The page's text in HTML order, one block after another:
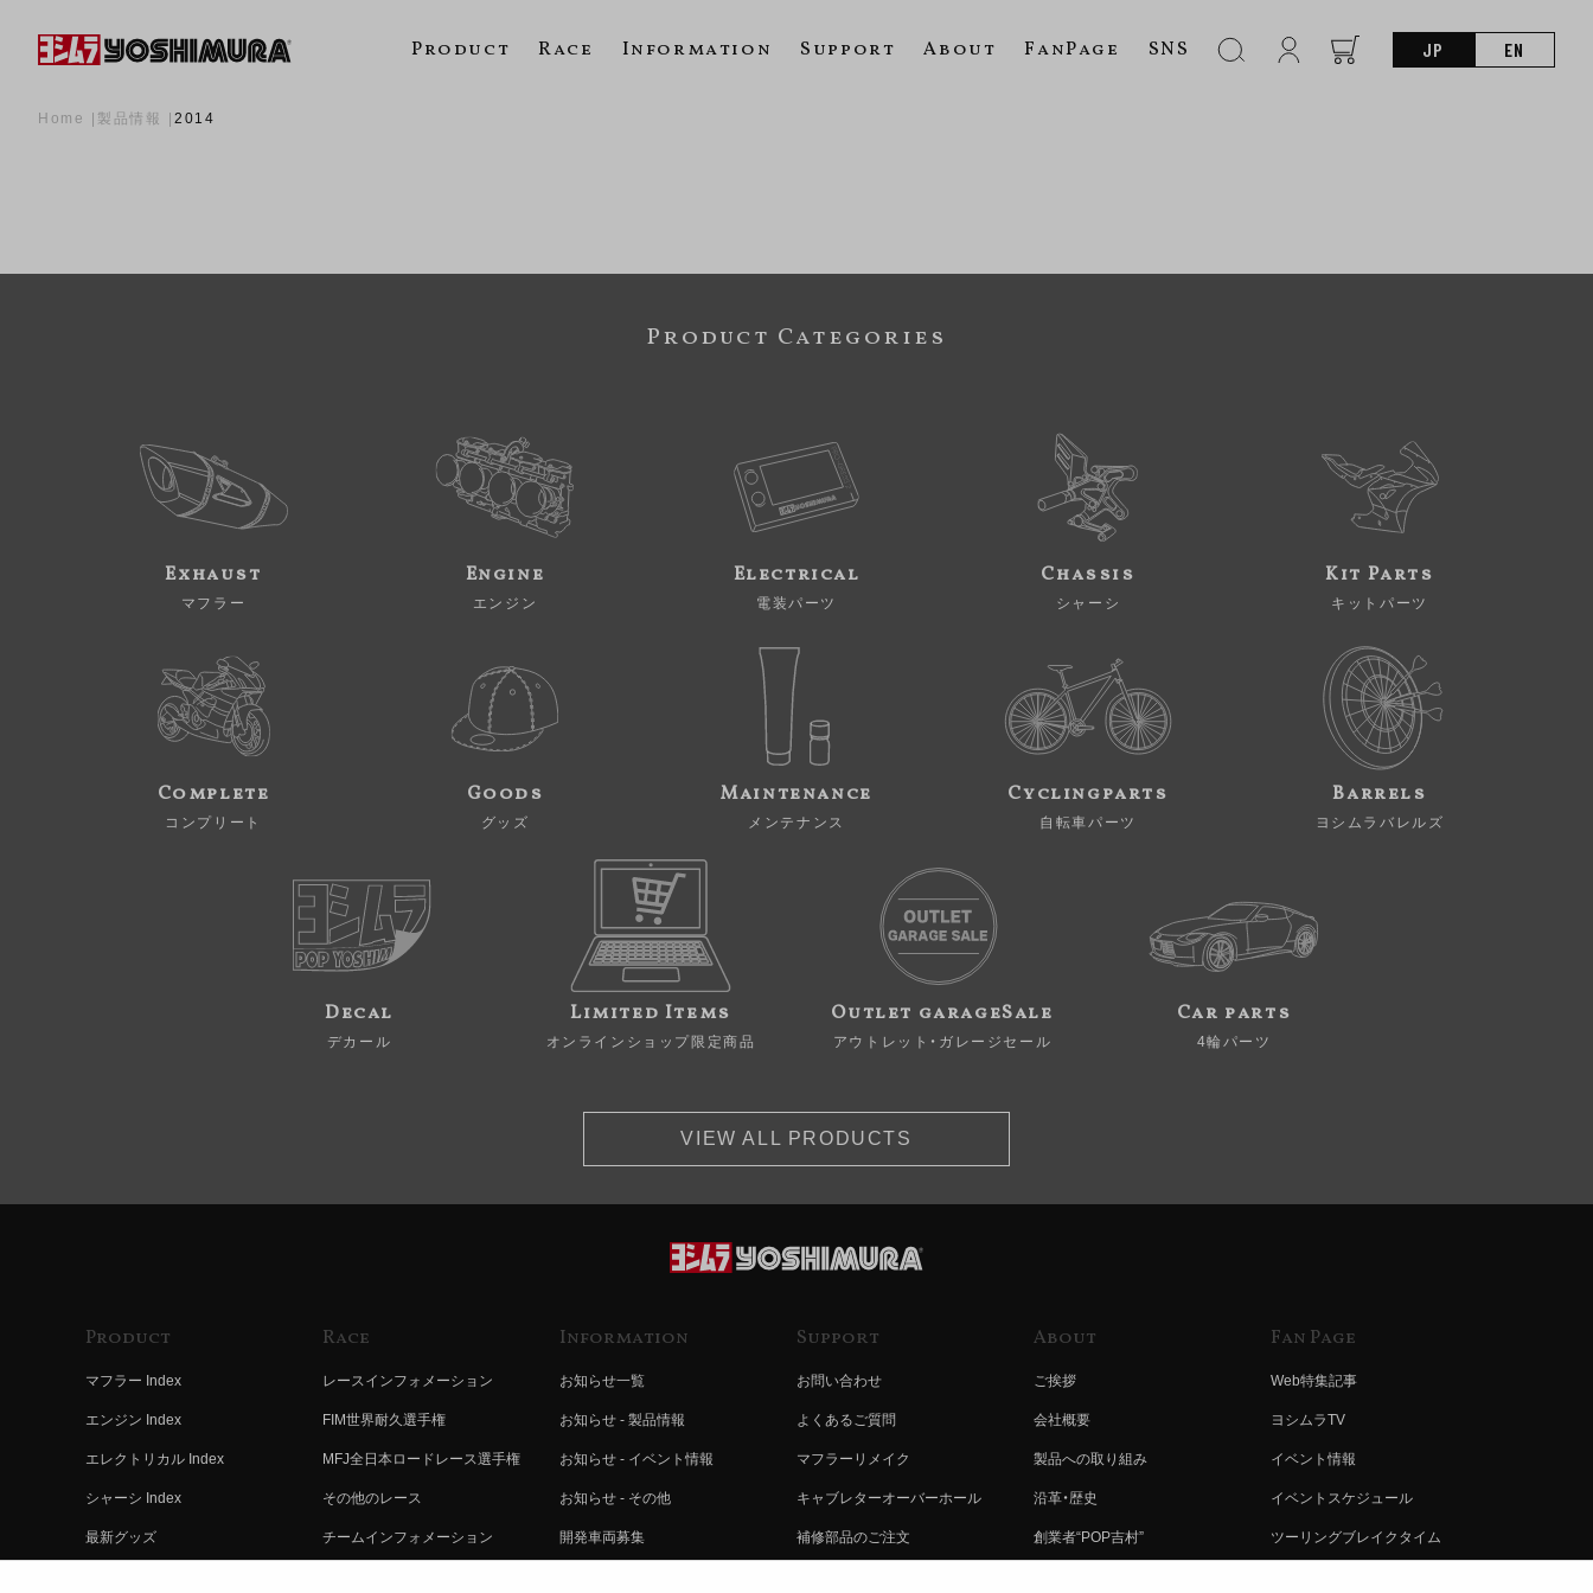
Product Race Information Support About FanPage SNS JP EN
Home 製品情報 2014
Product Categories
Exhaust
マフラー
Engine
エンジン
Electrical
電装パーツ
Chassis
シャーシ
Kit Parts
キットパーツ
Complete
コンプリート
Goods
グッズ
Maintenance
メンテナンス
Cyclingparts
自転車パーツ
Barrels
ヨシムラバレルズ
Decal
デカール
Limited Items
オンラインショップ限定商品
Outlet garageSale
アウトレット・ガレージセール
Car parts
4輪パーツ
VIEW ALL PRODUCTS
Product
マフラー Index
エンジン Index
エレクトリカル Index
シャーシ Index
最新グッズ
Race
レースインフォメーション
FIM世界耐久選手権
MFJ全日本ロードレース選手権
その他のレース
チームインフォメーション
Information
お知らせ一覧
お知らせ - 製品情報
お知らせ - イベント情報
お知らせ - その他
開発車両募集
Support
お問い合わせ
よくあるご質問
マフラーリメイク
キャブレターオーバーホール
補修部品のご注文
About
ご挨拶
会社概要
製品への取り組み
沿革・歴史
創業者“POP吉村”
Fan Page
Web特集記事
ヨシムラTV
イベント情報
イベントスケジュール
ツーリングブレイクタイム